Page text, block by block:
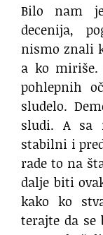
Bilo nam
decenija,
nismo znali
a ko miriše.
pohlepnih
sludelo.
sludi. A sa
stabilni i
rade to na
dalje biti
kako ko
terajte da se